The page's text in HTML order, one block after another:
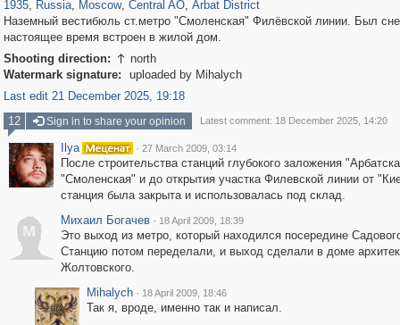
1935, Russia, Moscow, Central AO, Arbat District
Наземный вестибюль ст.метро "Смоленская" Филёвской линии. Был
настоящее время встроен в жилой дом.
Shooting direction:  north
Watermark signature:
uploaded by Mihalych
Last edit 21 December 2025, 19:18
12
Sign in to share your opinion Latest comment: 18 December 2025, 14:20
Ilya · 27 March 2009, 03:14
После строительства станций глубокого заложения
"Смоленская" и до открытия участка Филевской линии от
станция была закрыта и использовалась под склад.
М
Михаил Богачев · 18 April 2009, 18:39
Это выход из метро, который находился посередине
Станцию потом переделали, и выход сделали в доме
Жолтовского.
Mihalych · 18 April 2009, 18:46
Так я, вроде, именно так и написал.